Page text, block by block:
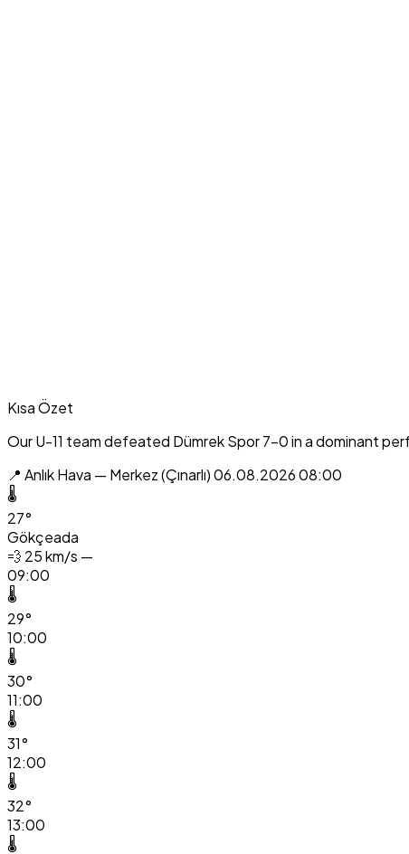
Kısa Özet
Our U-11 team defeated Dümrek Spor 7-0 in a dominant
📍 Anlık Hava — Merkez (Çınarlı)06.08.2026 08:00
🌡️
27°
Gökçeada
💨 25 km/s —
09:00
🌡️
29°
10:00
🌡️
30°
11:00
🌡️
31°
12:00
🌡️
32°
13:00
🌡️